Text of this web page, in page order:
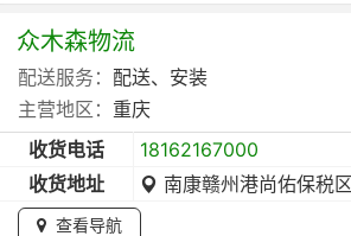
众木森物流
配送服务： 配送、安装
主营地区： 重庆
收货电话
18162167000
收货地址
南康赣州港尚佑保税
查看导航